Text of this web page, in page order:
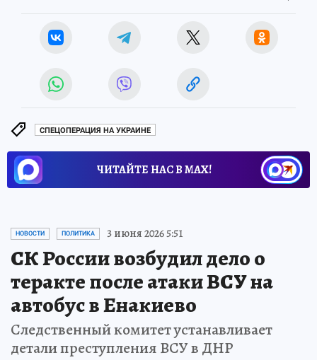
СПЕЦОПЕРАЦИЯ НА УКРАИНЕ
ЧИТАЙТЕ НАС В МАХ!
НОВОСТИ ПОЛИТИКА 3 июня 2026 5:51
СК России возбудил дело о
теракте после атаки ВСУ на
автобус в Енакиево
Следственный комитет устанавливает
детали преступления ВСУ в ДНР